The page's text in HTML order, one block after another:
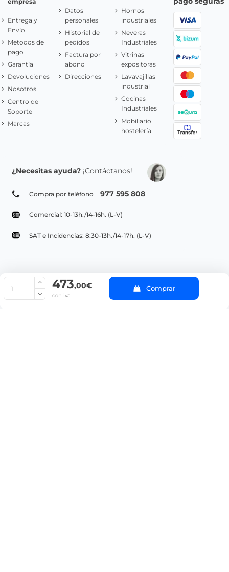
473,00€
con iva
Comprar
Entrega y
Envío
Metodos de
pago
Garantía
Devoluciones
Nosotros
Centro de
Soporte
Marcas
Datos
personales
Historial de
pedidos
Factura por
abono
Direcciones
Hornos
industriales
Neveras
Industriales
Vitrinas
expositoras
Lavavajillas
industrial
Cocinas
Industriales
Mobiliario
hostelería
¿Necesitas ayuda? ¡Contáctanos!
Compra por teléfono 977 595 808
Comercial: 10-13h./14-16h. (L-V)
SAT e Incidencias: 8:30-13h./14-17h. (L-V)
© Copyright 2022 PepeBar.com |
Aviso legal y
Condiciones generales de compra |